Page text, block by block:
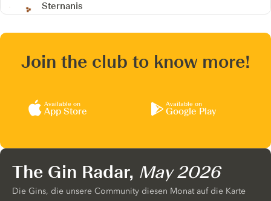
Sternanis
Join the club to know more!
Available on
App Store
Available on
Google Play
The Gin Radar, May 2026
Die Gins, die unsere Community diesen Monat auf die Karte